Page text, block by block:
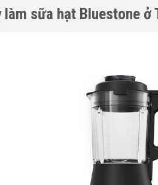
sữa hạt Bluestone ở